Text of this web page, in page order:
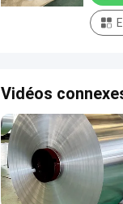
Vidéos